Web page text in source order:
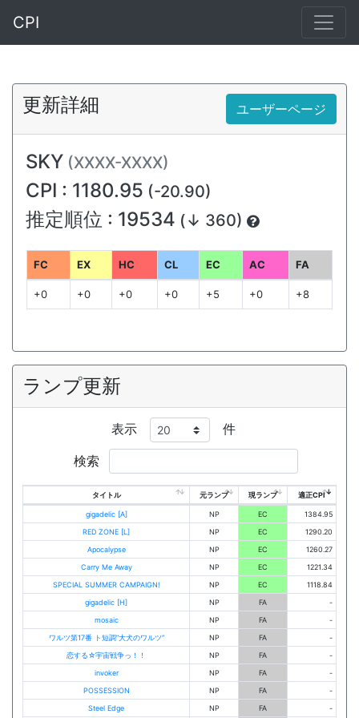
CPI
更新詳細 ユーザーページ
SKY (XXXX-XXXX)
CPI : 1180.95 (-20.90)
推定順位 : 19534 (↓ 360)
FC EX HC CL EC AC FA
+0 +0 +0 +0 +5 +0 +8
ランプ更新
表示 件
検索
タイトル 元ランプ 現ランプ 適正CPI
gigadelic [A] NP EC
1384.95
RED ZONE [L]
NP EC
1290.20
Apocalypse
NP EC
1260.27
Carry Me Away
NP EC
1221.34
SPECIAL SUMMER CAMPAIGN!
NP EC
1118.84
gigadelic [H]
NP FA
-
mosaic
NP FA
-
ワルツ第17番 ト短調”大犬のワルツ”
NP FA
-
恋する☆宇宙戦争っ！！
NP FA
-
invoker
NP FA
-
POSSESSION
NP FA
-
Steel Edge
NP FA -